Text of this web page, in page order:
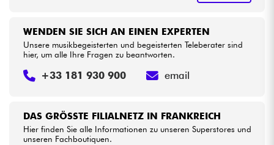
Bundle
DAS GRÖSSTE FILIALNETZ IN FRANKREICH
Hier finden Sie alle Informationen zu unseren Superstores und
unseren Fachboutiquen.
WENDEN SIE SICH AN EINEN EXPERTEN
Unsere musikbegeisterten und begeisterten Teleberater sind
hier, um alle Ihre Fragen zu beantworten.
+33 181 930 900 email